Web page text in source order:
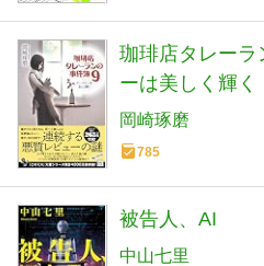
珈琲店タレー
ーは美しく輝く
ス』大賞シリー
岡崎琢磨
785
被告人、AI
中山七里